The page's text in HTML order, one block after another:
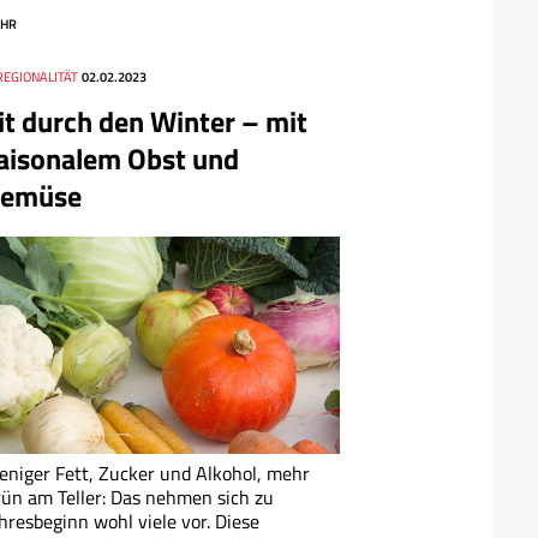
durch den Winter – mit
Obst und
02.02.2023
Fett, Zucker und Alkohol, mehr
am Teller: Das nehmen sich zu
wohl viele vor. Diese